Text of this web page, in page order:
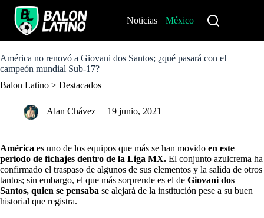
o
c
n
Noticias México
América no renovó a Giovani dos Santos; ¿qué pasará con el
campeón mundial Sub-17?
Balon Latino > Destacados
Alan Chávez 19 junio, 2021
América es uno de los equipos que más se han movido en este
periodo de fichajes dentro de la Liga MX. El conjunto azulcrema ha
confirmado el traspaso de algunos de sus elementos y la salida de otros
tantos; sin embargo, el que más sorprende es el de Giovani dos
Santos, quien se pensaba se alejará de la institución pese a su buen
historial que registra.